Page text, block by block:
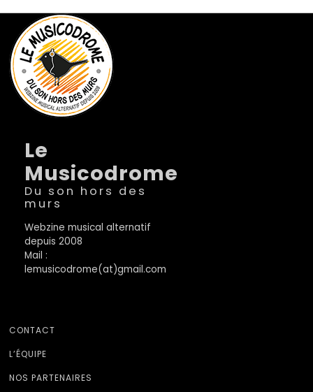
Le
Musicodrome
Du son hors des
murs
Webzine musical alternatif
depuis 2008
Mail :
lemusicodrome(at)gmail.com
CONTACT
L’ÉQUIPE
NOS PARTENAIRES